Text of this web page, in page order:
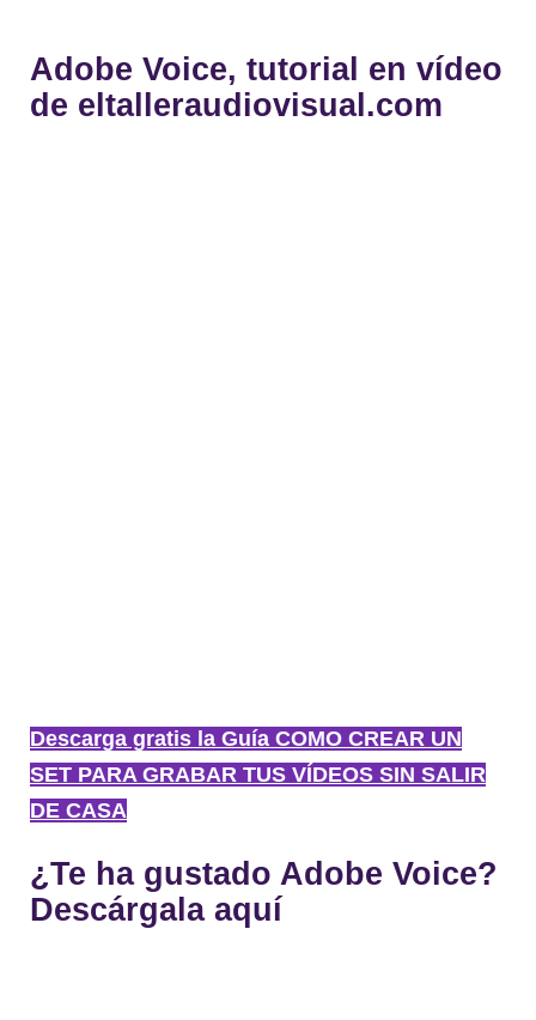
Adobe Voice, tutorial en vídeo
de eltalleraudiovisual.com
Descarga gratis la Guía COMO CREAR UN
SET PARA GRABAR TUS VÍDEOS SIN SALIR
DE CASA
¿Te ha gustado Adobe Voice?
Descárgala aquí